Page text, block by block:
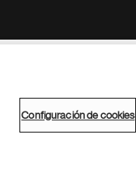
Configuración de cookies